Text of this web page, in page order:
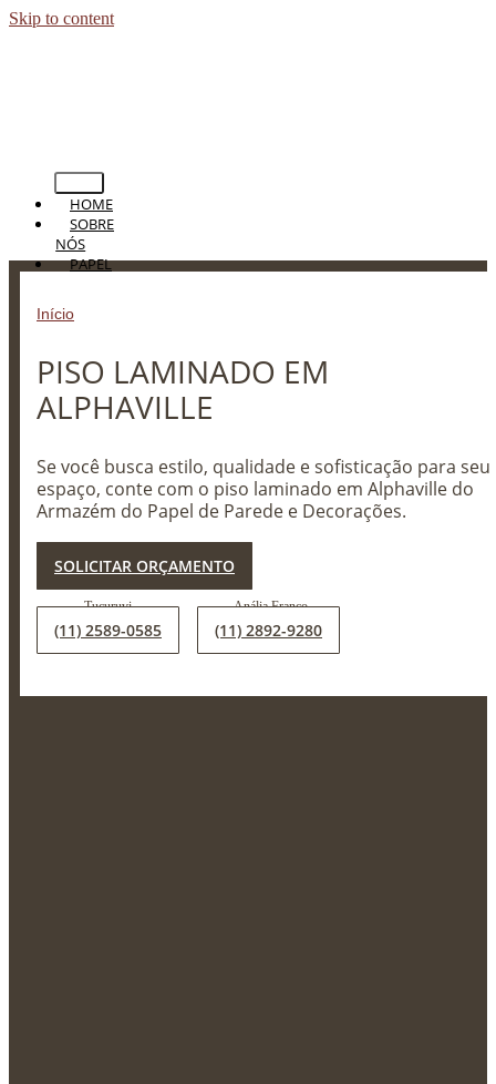
Skip to content
HOME
SOBRE
NÓS
PAPEL
PAREDE
PERSIANAS
TAPETES
PISOS
BLOG
CONTATO
Início
PISO LAMINADO EM
ALPHAVILLE
Se você busca estilo, qualidade e sofisticação para seu
espaço, conte com o piso laminado em Alphaville do
Armazém do Papel de Parede e Decorações.
SOLICITAR ORÇAMENTO
(11) 2589-0585 (11) 2892-9280